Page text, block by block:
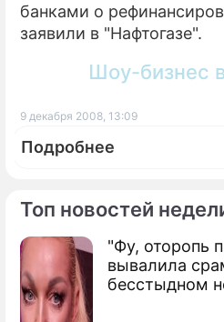
Топ новостей
"Фу, оторопь
вывалила
бесстыдном
банками о
заявили в "Нафтогазе".
Шоу-бизнес
9 декабря 2008, 13:09
Подробнее
По теме
Ющенко обещает